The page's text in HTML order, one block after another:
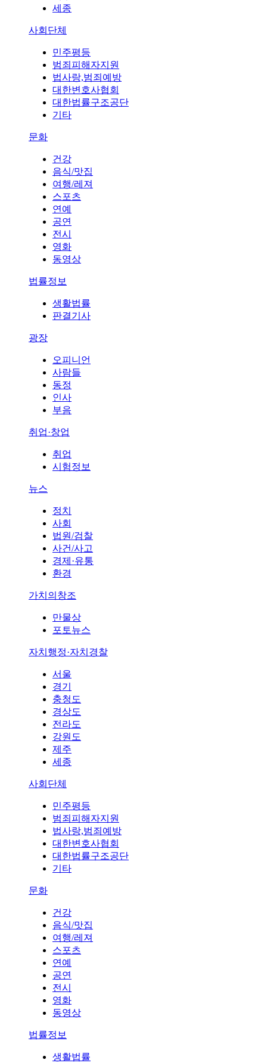
세종
사회단체
민주평등
범죄피해자지원
법사랑,범죄예방
대한변호사협회
대한법률구조공단
기타
문화
건강
음식/맛집
여행/레져
스포츠
연예
공연
전시
영화
동영상
법률정보
생활법률
판결기사
광장
오피니언
사람들
동정
인사
부음
취업·창업
취업
시험정보
뉴스
정치
사회
법원/검찰
사건/사고
경제·유통
환경
가치의창조
만물상
포토뉴스
자치행정·자치경찰
서울
경기
충청도
경상도
전라도
강원도
제주
세종
사회단체
민주평등
범죄피해자지원
법사랑,범죄예방
대한변호사협회
대한법률구조공단
기타
문화
건강
음식/맛집
여행/레져
스포츠
연예
공연
전시
영화
동영상
법률정보
생활법률